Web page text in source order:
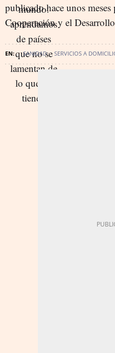
publicado hace unos
Cooperación y el
SANIDAD SERVICIOS A
SANIDAD - ACTUALIDAD SANITARIA